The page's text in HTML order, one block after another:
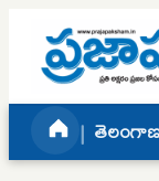
Skip to content